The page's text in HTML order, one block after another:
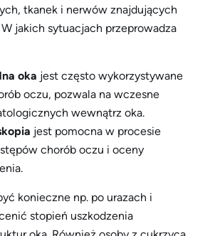
tkanek i nerwów znajdujących
jakich sytuacjach przeprowadza
oka jest często wykorzystywane
oczu, pozwala na wczesne
wewnątrz oka.
jest pomocna w procesie
chorób oczu i oceny
konieczne np. po urazach i
stopień uszkodzenia